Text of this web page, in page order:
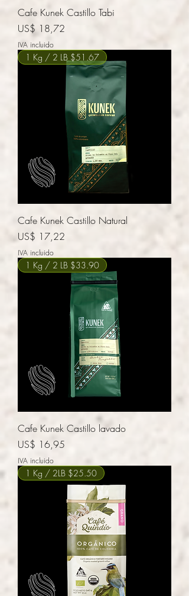
Cafe Kunek Castillo Tabi
Precio
US$ 18,72
IVA incluido
1 Kg / 2 LB $51.67
Cafe Kunek Castillo Natural
Precio
US$ 17,22
IVA incluido
1 Kg / 2 LB $33.90
Cafe Kunek Castillo lavado
Precio
US$ 16,95
IVA incluido
1 Kg / 2LB $25.50